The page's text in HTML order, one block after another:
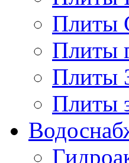
Плиты
Плиты
Плиты
Плиты